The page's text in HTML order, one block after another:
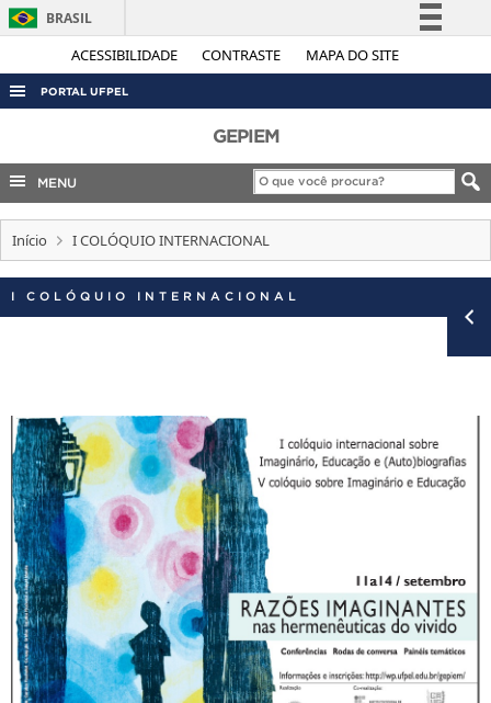
ACESSIBILIDADE CONTRASTE MAPA DO SITE
BRASIL
Simplifique!
Legislação
Canais
PORTAL UFPEL
AUDITORIA
COBALTO
CONCURSOS
EDITAIS
INTERNACIONAL
TELEFONES
GEPIEM
MENU
Início I COLÓQUIO INTERNACIONAL
I COLÓQUIO INTERNACIONAL